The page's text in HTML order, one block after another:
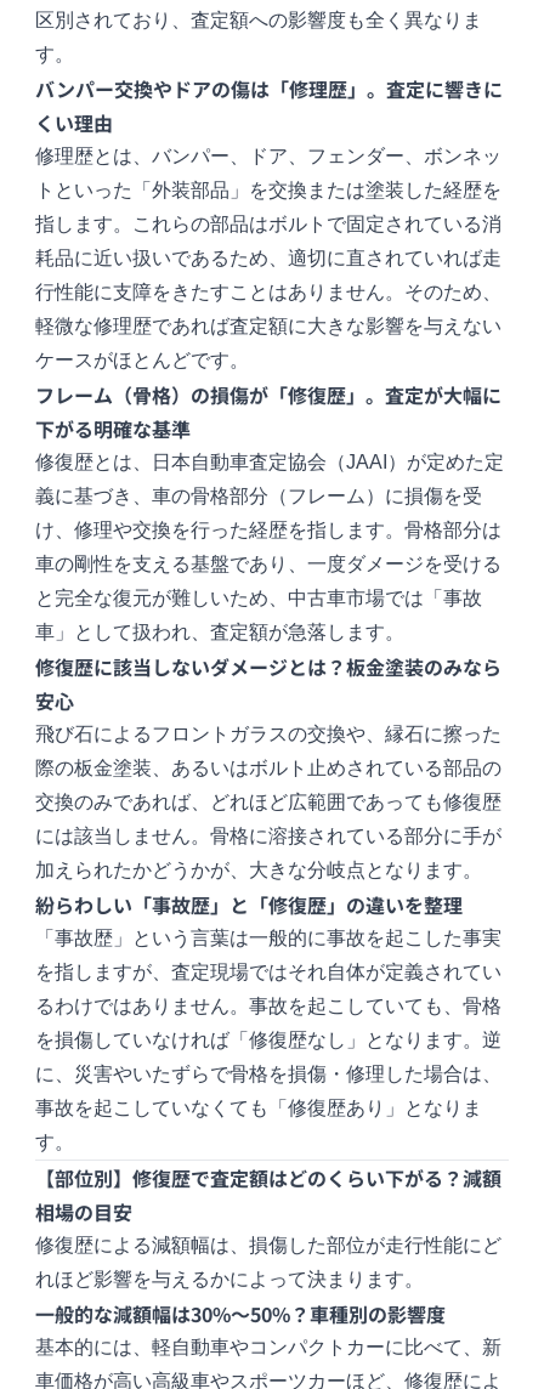
区別されており、査定額への影響度も全く異なりま
す。
バンパー交換やドアの傷は「修理歴」。査定に響きに
くい理由
修理歴とは、バンパー、ドア、フェンダー、ボンネッ
トといった「外装部品」を交換または塗装した経歴を
指します。これらの部品はボルトで固定されている消
耗品に近い扱いであるため、適切に直されていれば走
行性能に支障をきたすことはありません。そのため、
軽微な修理歴であれば査定額に大きな影響を与えない
ケースがほとんどです。
フレーム（骨格）の損傷が「修復歴」。査定が大幅に
下がる明確な基準
修復歴とは、日本自動車査定協会（JAAI）が定めた定
義に基づき、車の骨格部分（フレーム）に損傷を受
け、修理や交換を行った経歴を指します。骨格部分は
車の剛性を支える基盤であり、一度ダメージを受ける
と完全な復元が難しいため、中古車市場では「事故
車」として扱われ、査定額が急落します。
修復歴に該当しないダメージとは？板金塗装のみなら
安心
飛び石によるフロントガラスの交換や、縁石に擦った
際の板金塗装、あるいはボルト止めされている部品の
交換のみであれば、どれほど広範囲であっても修復歴
には該当しません。骨格に溶接されている部分に手が
加えられたかどうかが、大きな分岐点となります。
紛らわしい「事故歴」と「修復歴」の違いを整理
「事故歴」という言葉は一般的に事故を起こした事実
を指しますが、査定現場ではそれ自体が定義されてい
るわけではありません。事故を起こしていても、骨格
を損傷していなければ「修復歴なし」となります。逆
に、災害やいたずらで骨格を損傷・修理した場合は、
事故を起こしていなくても「修復歴あり」となりま
す。
【部位別】修復歴で査定額はどのくらい下がる？減額
相場の目安
修復歴による減額幅は、損傷した部位が走行性能にど
れほど影響を与えるかによって決まります。
一般的な減額幅は30%〜50%？車種別の影響度
基本的には、軽自動車やコンパクトカーに比べて、新
車価格が高い高級車やスポーツカーほど、修復歴によ